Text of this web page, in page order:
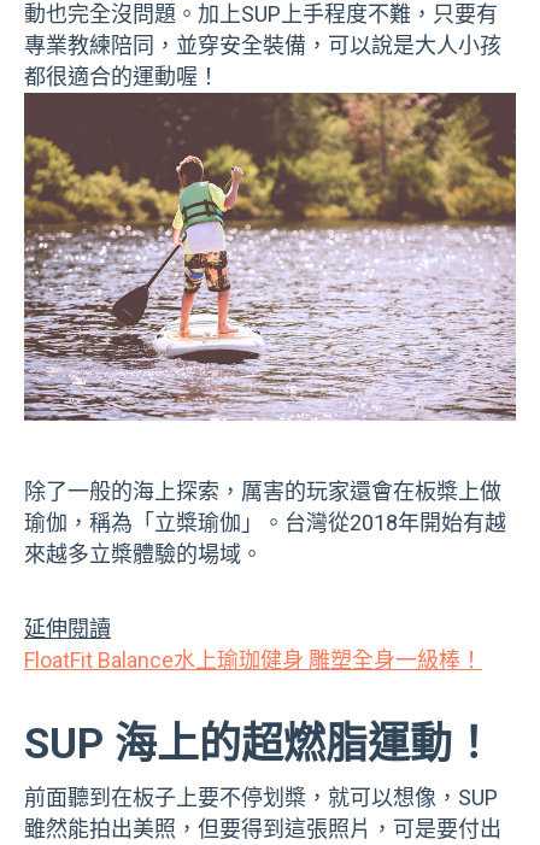
動也完全沒問題。加上SUP上手程度不難，只要有
專業教練陪同，並穿安全裝備，可以說是大人小孩
都很適合的運動喔！
除了一般的海上探索，厲害的玩家還會在板槳上做
瑜伽，稱為「立槳瑜伽」。台灣從2018年開始有越
來越多立槳體驗的場域。
延伸閱讀
FloatFit Balance水上瑜珈健身 雕塑全身一級棒！
SUP 海上的超燃脂運動！
前面聽到在板子上要不停划槳，就可以想像，SUP
雖然能拍出美照，但要得到這張照片，可是要付出